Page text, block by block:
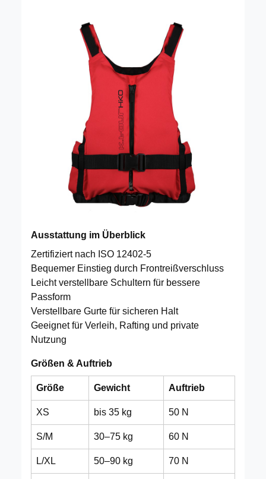
Ausstattung im Überblick
Zertifiziert nach ISO 12402-5
Bequemer Einstieg durch Frontreißverschluss
Leicht verstellbare Schultern für bessere
Passform
Verstellbare Gurte für sicheren Halt
Geeignet für Verleih, Rafting und private
Nutzung
Größen & Auftrieb
Größe Gewicht Auftrieb
XS bis 35 kg 50 N
S/M 30–75 kg 60 N
L/XL 50–90 kg 70 N